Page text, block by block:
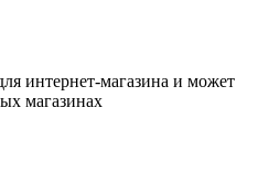
интернет-магазина и может
магазинах